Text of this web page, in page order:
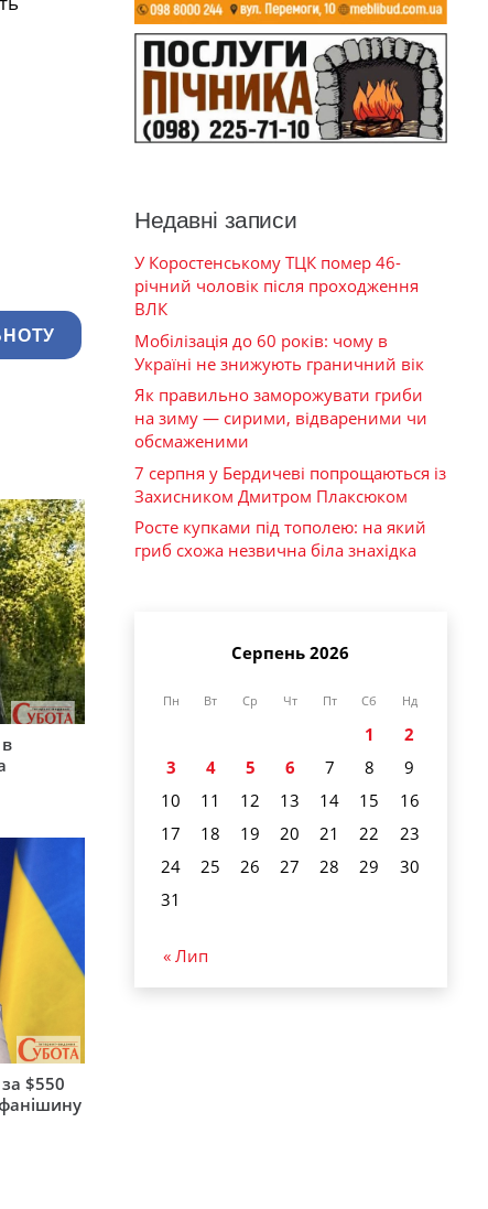
$550
Недавні записи
У Коростенському ТЦК помер 46-
річний чоловік після проходження
ВЛК
Мобілізація до 60 років: чому в
Україні не знижують граничний вік
Як правильно заморожувати гриби
на зиму — сирими, відвареними чи
обсмаженими
7 серпня у Бердичеві попрощаються із
Захисником Дмитром Плаксюком
Росте купками під тополею: на який
гриб схожа незвична біла знахідка
Серпень 2026
Пн Вт Ср Чт Пт Сб Нд
1
2
3
4 5 6 7 8
9
10
11 12 13 14 15
16
17
18 19 20 21 22
23
24
25 26 27 28 29
30
31
« Лип